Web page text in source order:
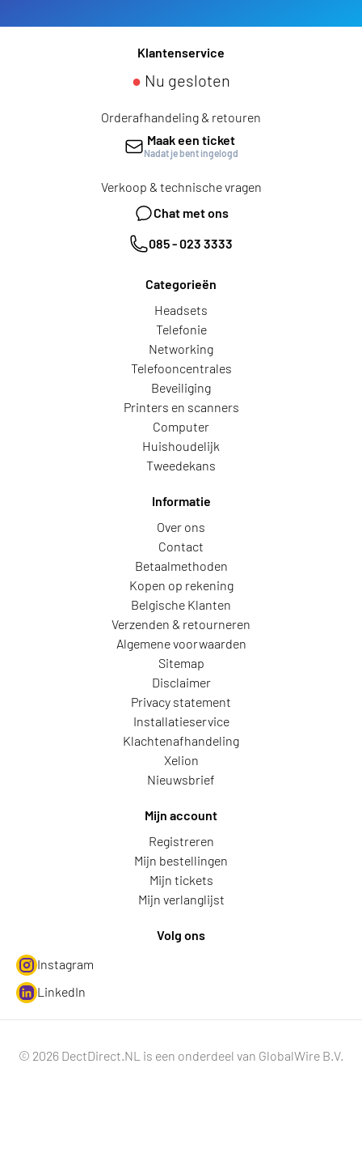
Klantenservice
● Nu gesloten
Orderafhandeling & retouren
Maak een ticket
Nadat je bent ingelogd
Verkoop & technische vragen
Chat met ons
085 - 023 3333
Categorieën
Headsets
Telefonie
Networking
Telefooncentrales
Beveiliging
Printers en scanners
Computer
Huishoudelijk
Tweedekans
Informatie
Over ons
Contact
Betaalmethoden
Kopen op rekening
Belgische Klanten
Verzenden & retourneren
Algemene voorwaarden
Sitemap
Disclaimer
Privacy statement
Installatieservice
Klachtenafhandeling
Xelion
Nieuwsbrief
Mijn account
Registreren
Mijn bestellingen
Mijn tickets
Mijn verlanglijst
Volg ons
Instagram
LinkedIn
© 2026 DectDirect.NL is een onderdeel van GlobalWire B.V.